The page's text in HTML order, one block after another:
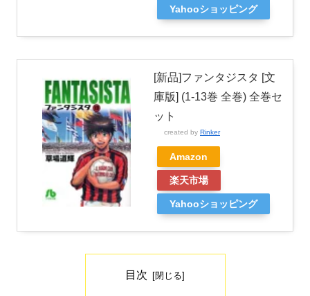
Yahooショッピング
[新品]ファンタジスタ [文
庫版] (1-13巻 全巻) 全巻セ
ット
created by Rinker
Amazon
楽天市場
Yahooショッピング
目次